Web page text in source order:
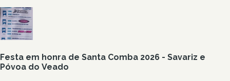
Festa em honra de Santa Comba 2026 - Savariz e
Póvoa do Veado